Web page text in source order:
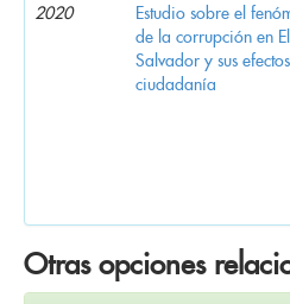
2020
Estudio sobre el
de la corrupción en El
Salvador y sus
ciudadanía
Otras opciones